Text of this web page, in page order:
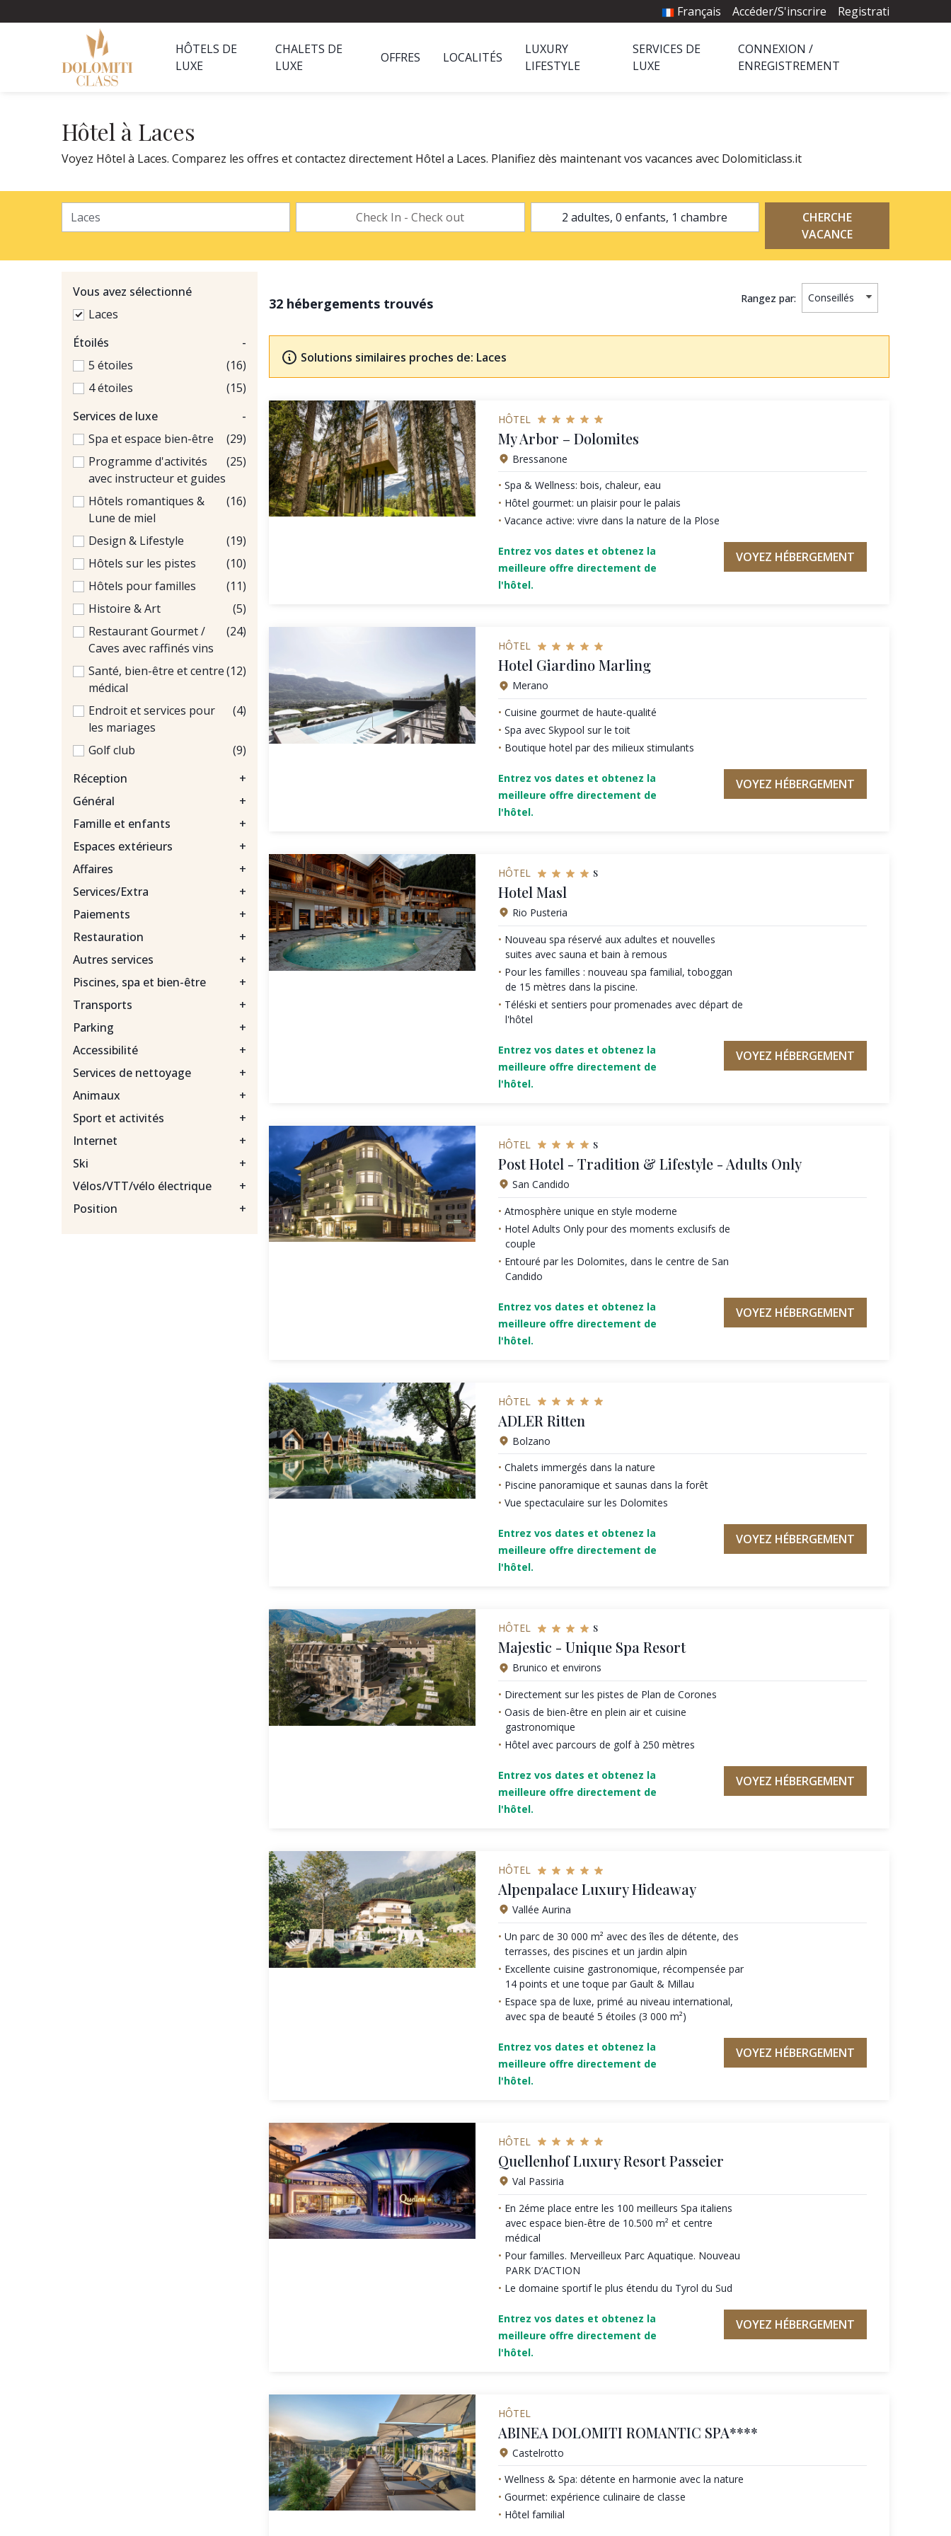
Français Accéder/S'inscrire Registrati
HÔTELS DE
LUXE
CHALETS DE
LUXE
OFFRES LOCALITÉS
LUXURY
LIFESTYLE
SERVICES DE
LUXE
CONNEXION /
ENREGISTREMENT
Hôtel à Laces
Voyez Hôtel à Laces. Comparez les offres et contactez directement Hôtel a Laces. Planifiez dès maintenant vos vacances avec Dolomiticlass.it
2 adultes, 0 enfants, 1 chambre
CHERCHE
VACANCE
Vous avez sélectionné
Laces
Étoilés
-
5 étoiles
(16)
4 étoiles
(15)
Services de luxe
-
Spa et espace bien-être
(29)
Programme d'activités
avec instructeur et guides
(25)
Hôtels romantiques &
Lune de miel
(16)
Design & Lifestyle
(19)
Hôtels sur les pistes
(10)
Hôtels pour familles
(11)
Histoire & Art
(5)
Restaurant Gourmet /
Caves avec raffinés vins
(24)
Santé, bien-être et centre
médical
(12)
Endroit et services pour
les mariages
(4)
Golf club
(9)
Réception
+
Général
+
Famille et enfants
+
Espaces extérieurs
+
Affaires
+
Services/Extra
+
Paiements
+
Restauration
+
Autres services
+
Piscines, spa et bien-être
+
Transports
+
Parking
+
Accessibilité
+
Services de nettoyage
+
Animaux
+
Sport et activités
+
Internet
+
Ski
+
Vélos/VTT/vélo électrique
+
Position
+
32 hébergements trouvés Rangez par:
Solutions similaires proches de: Laces
HÔTEL
My Arbor – Dolomites
Bressanone
Spa & Wellness: bois, chaleur, eau
Hôtel gourmet: un plaisir pour le palais
Vacance active: vivre dans la nature de la Plose
Entrez vos dates et obtenez la
meilleure offre directement de
l'hôtel.
VOYEZ HÉBERGEMENT
HÔTEL
Hotel Giardino Marling
Merano
Cuisine gourmet de haute-qualité
Spa avec Skypool sur le toit
Boutique hotel par des milieux stimulants
Entrez vos dates et obtenez la
meilleure offre directement de
l'hôtel.
VOYEZ HÉBERGEMENT
HÔTEL s
Hotel Masl
Rio Pusteria
Nouveau spa réservé aux adultes et nouvelles
suites avec sauna et bain à remous
Pour les familles : nouveau spa familial, toboggan
de 15 mètres dans la piscine.
Téléski et sentiers pour promenades avec départ de
l'hôtel
Entrez vos dates et obtenez la
meilleure offre directement de
l'hôtel.
VOYEZ HÉBERGEMENT
HÔTEL s
Post Hotel - Tradition & Lifestyle - Adults Only
San Candido
Atmosphère unique en style moderne
Hotel Adults Only pour des moments exclusifs de
couple
Entouré par les Dolomites, dans le centre de San
Candido
Entrez vos dates et obtenez la
meilleure offre directement de
l'hôtel.
VOYEZ HÉBERGEMENT
HÔTEL
ADLER Ritten
Bolzano
Chalets immergés dans la nature
Piscine panoramique et saunas dans la forêt
Vue spectaculaire sur les Dolomites
Entrez vos dates et obtenez la
meilleure offre directement de
l'hôtel.
VOYEZ HÉBERGEMENT
HÔTEL s
Majestic - Unique Spa Resort
Brunico et environs
Directement sur les pistes de Plan de Corones
Oasis de bien-être en plein air et cuisine
gastronomique
Hôtel avec parcours de golf à 250 mètres
Entrez vos dates et obtenez la
meilleure offre directement de
l'hôtel.
VOYEZ HÉBERGEMENT
HÔTEL
Alpenpalace Luxury Hideaway
Vallée Aurina
Un parc de 30 000 m² avec des îles de détente, des
terrasses, des piscines et un jardin alpin
Excellente cuisine gastronomique, récompensée par
14 points et une toque par Gault & Millau
Espace spa de luxe, primé au niveau international,
avec spa de beauté 5 étoiles (3 000 m²)
Entrez vos dates et obtenez la
meilleure offre directement de
l'hôtel.
VOYEZ HÉBERGEMENT
HÔTEL
Quellenhof Luxury Resort Passeier
Val Passiria
En 2éme place entre les 100 meilleurs Spa italiens
avec espace bien-être de 10.500 m² et centre
médical
Pour familles. Merveilleux Parc Aquatique. Nouveau
PARK D’ACTION
Le domaine sportif le plus étendu du Tyrol du Sud
Entrez vos dates et obtenez la
meilleure offre directement de
l'hôtel.
VOYEZ HÉBERGEMENT
HÔTEL
ABINEA DOLOMITI ROMANTIC SPA****
Castelrotto
Wellness & Spa: détente en harmonie avec la nature
Gourmet: expérience culinaire de classe
Hôtel familial